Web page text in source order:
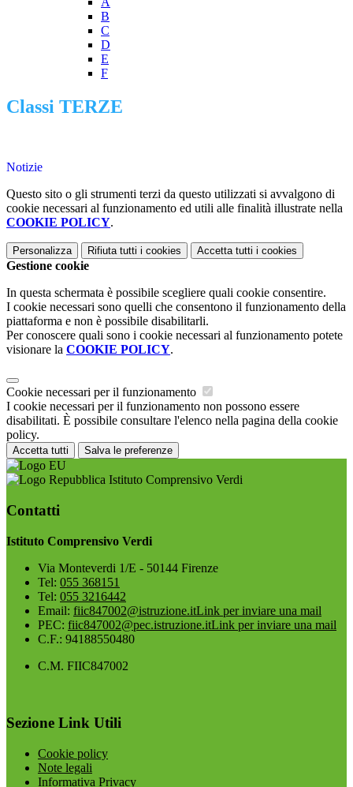
B
C
D
E
F
Classi TERZE
Notizie
Questo sito o gli strumenti terzi da questo utilizzati si avvalgono di
cookie necessari al funzionamento ed utili alle finalità illustrate nella
COOKIE POLICY.
Personalizza Rifiuta tutti i cookies Accetta tutti i cookies
Gestione cookie
In questa schermata è possibile scegliere quali cookie consentire.
I cookie necessari sono quelli che consentono il funzionamento della
piattaforma e non è possibile disabilitarli.
Per conoscere quali sono i cookie necessari al funzionamento potete
visionare la COOKIE POLICY.
Cookie necessari per il funzionamento
I cookie necessari per il funzionamento non possono essere
disabilitati. È possibile consultare l'elenco nella pagina della cookie
policy.
Accetta tutti Salva le preferenze
Istituto Comprensivo Verdi
Contatti
Istituto Comprensivo Verdi
Via Monteverdi 1/E - 50144 Firenze
Tel: 055 368151
Tel: 055 3216442
Email: fiic847002@istruzione.itLink per inviare una mail
PEC: fiic847002@pec.istruzione.itLink per inviare una mail
C.F.: 94188550480
C.M. FIIC847002
Sezione Link Utili
Cookie policy
Note legali
Informativa Privacy